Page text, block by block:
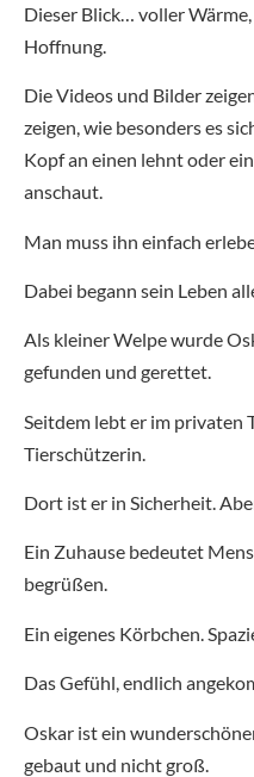
Dieser Blick… voller
Hoffnung.
Die Videos und Bilder
zeigen, wie besonders es
Kopf an einen lehnt oder
anschaut.
Man muss ihn einfach
Dabei begann sein Leben
Als kleiner Welpe wurde
gefunden und gerettet.
Seitdem lebt er im privaten
Tierschützerin.
Dort ist er in Sicherheit.
Ein Zuhause bedeutet
begrüßen.
Ein eigenes Körbchen.
Das Gefühl, endlich
Oskar ist ein
gebaut und nicht groß.